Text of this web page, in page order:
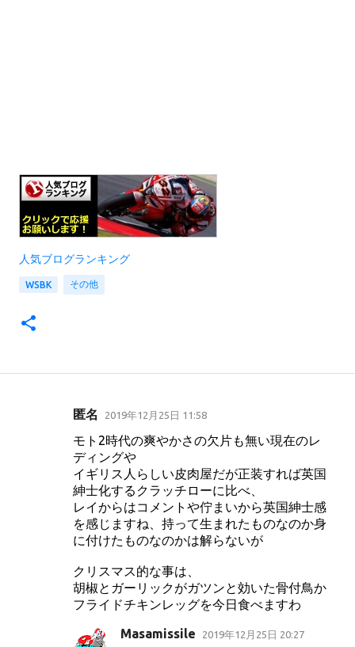
人気ブログランキング
WSBK その他
匿名 2019年12月25日 11:58
モト2時代の爽やかさの欠片も無い現在のレ
ディングや
イギリス人らしい皮肉屋だが正装すれば英国
紳士化するクラッチローに比べ、
レイからはコメントや佇まいから英国紳士感
を感じますね、持って生まれたものなのか身
に付けたものなのかは解らないが
クリスマス的な事は、
胡椒とガーリックがガツンと効いた骨付鳥か
フライドチキンレッグを今日食べますわ
Masamissile 2019年12月25日 20:27